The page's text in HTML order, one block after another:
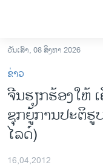
ເຂົ້າ
ຫາ
ຂ້າມ
ຂ້າມ
ຂ້າມ
ໄປ
ຫາ
ຊອກ
ລາວ
ອາເມຣິກາ
ການເລືອກຕັ້ງ ປະທານາ
ວັນເສົາ, 08 ສິງຫາ 2026
ຂ່າວ
ຈີນຮຽກຮ້ອງໃຫ້
ຊຸກຍູ້ການປະຕິຮູ
ໄລດ໌)
16,04,2012